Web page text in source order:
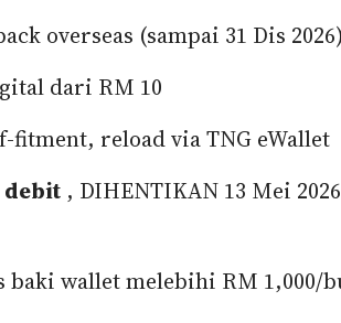
overseas (sampai 31 Dis
dari RM 10
fitment, reload via TNG eWallet
debit , DIHENTIKAN 13 Mei
baki wallet melebihi RM 1,000/